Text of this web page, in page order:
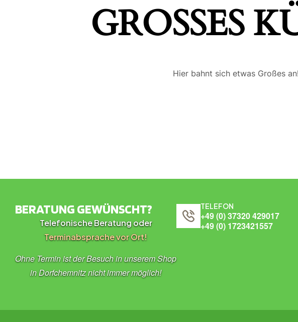
GROSSES
Hier bahnt sich etwas Großes
BERATUNG GEWÜNSCHT?
Telefonische Beratung oder
Terminabsprache vor Ort!
Ohne Termin ist der Besuch in unserem Shop
in Dorfchemnitz nicht immer möglich!
TELEFON
+49 (0) 37320 429017
+49 (0) 1723421557